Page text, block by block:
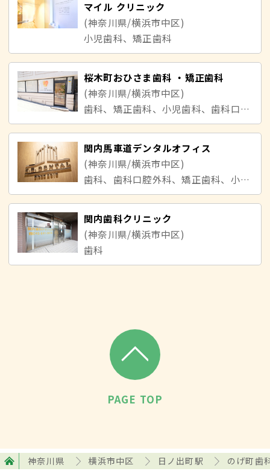
マイル クリニック
(神奈川県/横浜市中区)
小児歯科、矯正歯科
桜木町おひさま歯科 ・矯正歯科
(神奈川県/横浜市中区)
歯科、矯正歯科、小児歯科、歯科口腔外科
関内馬車道デンタルオフィス
(神奈川県/横浜市中区)
歯科、歯科口腔外科、矯正歯科、小児歯科
関内歯科クリニック
(神奈川県/横浜市中区)
歯科
PAGE TOP
神奈川県 横浜市中区 日ノ出町駅 のげ町歯